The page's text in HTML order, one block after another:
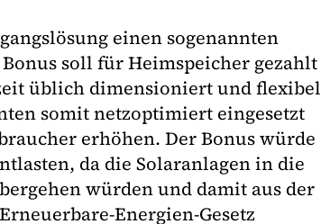
einen sogenannten
soll für Heimspeicher gezahlt
üblich dimensioniert und flexibel
somit netzoptimiert eingesetzt
erhöhen. Der Bonus würde
da die Solaranlagen in die
würden und damit aus der
Energien-Gesetz